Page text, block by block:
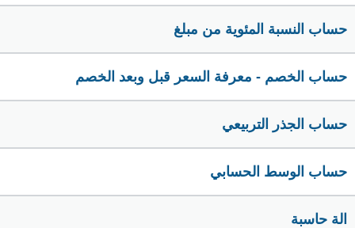
حساب النسبة المئوية من مبلغ
حساب الخصم - معرفة السعر قبل وبعد الخصم
حساب الجذر التربيعي
حساب الوسط الحسابي
الة حاسبة